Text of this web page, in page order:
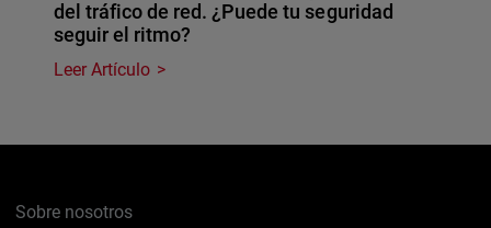
del tráfico de red. ¿Puede tu seguridad
seguir el ritmo?
Leer Artículo
Sobre nosotros